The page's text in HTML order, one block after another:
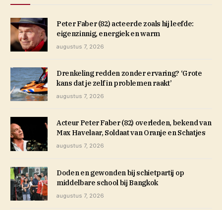
Peter Faber (82) acteerde zoals hij leefde:
eigenzinnig, energiek en warm
augustus 7, 2026
Drenkeling redden zonder ervaring? ‘Grote
kans dat je zelf in problemen raakt’
augustus 7, 2026
Acteur Peter Faber (82) overleden, bekend van
Max Havelaar, Soldaat van Oranje en Schatjes
augustus 7, 2026
Doden en gewonden bij schietpartij op
middelbare school bij Bangkok
augustus 7, 2026